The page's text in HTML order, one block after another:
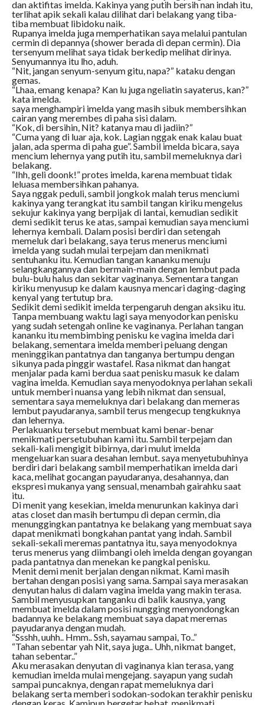
dan aktifitas imelda. Kakinya yang putih bersih nan indah itu,
terlihat apik sekali kalau dilihat dari belakang yang tiba-
tiba membuat libidoku naik.
Rupanya imelda juga memperhatikan saya melalui pantulan
cermin di depannya (shower berada di depan cermin). Dia
tersenyum melihat saya tidak berkedip melihat dirinya.
Senyumannya itu lho, aduh.
“Nit, jangan senyum-senyum gitu, napa?” kataku dengan
gemas.
“Lhaa, emang kenapa? Kan lu juga ngeliatin sayaterus, kan?”
kata imelda.
saya menghampiri imelda yang masih sibuk membersihkan
cairan yang merembes di paha sisi dalam.
“Kok, di bersihin, Nit? katanya mau di jadiin?”
“Cuma yang di luar aja, kok. Lagian nggak enak kalau buat
jalan, ada sperma di paha gue”. Sambil imelda bicara, saya
mencium lehernya yang putih itu, sambil memeluknya dari
belakang.
“Ihh, geli doonk!” protes imelda, karena membuat tidak
leluasa membersihkan pahanya.
Saya nggak peduli, sambil jongkok malah terus menciumi
kakinya yang terangkat itu sambil tangan kiriku mengelus
sekujur kakinya yang berpijak di lantai, kemudian sedikit
demi sedikit terus ke atas, sampai kemudian saya menciumi
lehernya kembali. Dalam posisi berdiri dan setengah
memeluk dari belakang, saya terus menerus menciumi
imelda yang sudah mulai terpejam dan menikmati
sentuhanku itu. Kemudian tangan kananku menuju
selangkangannya dan bermain-main dengan lembut pada
bulu-bulu halus dan sekitar vaginanya. Sementara tangan
kiriku menyusup ke dalam kausnya mencari daging-daging
kenyal yang tertutup bra.
Sedikit demi sedikit imelda terpengaruh dengan aksiku itu.
Tanpa membuang waktu lagi saya menyodorkan penisku
yang sudah setengah online ke vaginanya. Perlahan tangan
kananku itu membimbing penisku ke vagina imelda dari
belakang, sementara imelda memberi peluang dengan
meninggikan pantatnya dan tanganya bertumpu dengan
sikunya pada pinggir wastafel. Rasa nikmat dan hangat
menjalar pada kami berdua saat penisku masuk ke dalam
vagina imelda. Kemudian saya menyodoknya perlahan sekali
untuk memberi nuansa yang lebih nikmat dan sensual,
sementara saya memeluknya dari belakang dan memeras
lembut payudaranya, sambil terus mengecup tengkuknya
dan lehernya.
Perlakuanku tersebut membuat kami benar-benar
menikmati persetubuhan kami itu. Sambil terpejam dan
sekali-kali mengigit bibirnya, dari mulut imelda
mengeluarkan suara desahan lembut. saya menyetubuhinya
berdiri dari belakang sambil memperhatikan imelda dari
kaca, melihat gocangan payudaranya, desahannya, dan
ekspresi mukanya yang sensual, menambah gairahku saat
itu.
Di menit yang kesekian, imelda menurunkan kakinya dari
atas closet dan masih bertumpu di depan cermin, dia
menunggingkan pantatnya ke belakang yang membuat saya
dapat menikmati bongkahan pantat yang indah. Sambil
sekali-sekali meremas pantatnya itu, saya menyodoknya
terus menerus yang diimbangi oleh imelda dengan goyangan
pada pantatnya dan menekan ke pangkal penisku.
Menit demi menit berjalan dengan nikmat. Kami masih
bertahan dengan posisi yang sama. Sampai saya merasakan
denyutan halus di dalam vagina imelda yang makin terasa.
Sambil menyusupkan tanganku di balik kausnya, yang
membuat imelda dalam posisi nungging menyondongkan
badannya ke belakang membuat saya dapat meremas
payudaranya dengan mudah.
“Ssshh, uuhh.. Hmm.. Ssh, sayamau sampai, To..”
“Tahan sebentar yah Nit, saya juga.. Uhh, nikmat banget,
tahan sebentar..”
Aku merasakan denyutan di vaginanya kian terasa, yang
kemudian imelda mulai mengejang. sayapun yang sudah
sampai puncaknya, dengan rapat memeluknya dari
belakang serta memberi sodokan-sodokan terakhir penisku